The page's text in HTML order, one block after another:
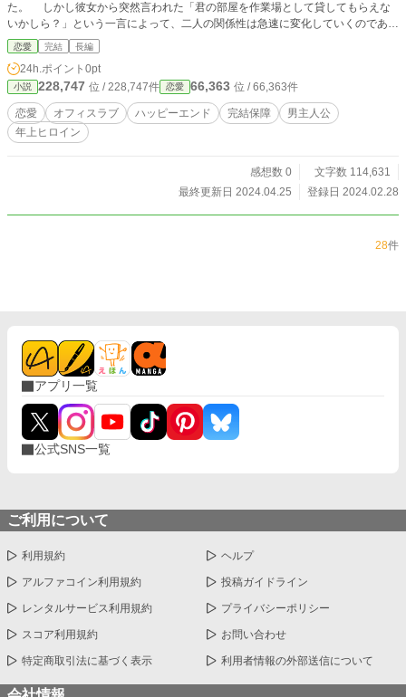
た。 しかし彼女から突然言われた「君の部屋を作業場として貸してもらえな
いかしら？」という一言によって、二人の関係性は急速に変化していくのであ
る。
恋愛 完結 長編
24h.ポイント 0pt
小説 228,747 位 / 228,747件 恋愛 66,363 位 / 66,363件
恋愛 オフィスラブ ハッピーエンド 完結保障
男主人公
年上ヒロイン
感想数 0
文字数 114,631
最終更新日 2024.04.25
登録日 2024.02.28
28件
アプリ一覧
公式SNS一覧
ご利用について
利用規約 ヘルプ
アルファコイン利用規約 投稿ガイドライン
レンタルサービス利用規約 プライバシーポリシー
スコア利用規約 お問い合わせ
特定商取引法に基づく表示 利用者情報の外部送信について